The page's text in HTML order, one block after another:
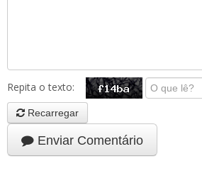
Repita o texto:
Recarregar
Enviar Comentário